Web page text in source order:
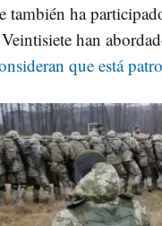
también ha
han
que está